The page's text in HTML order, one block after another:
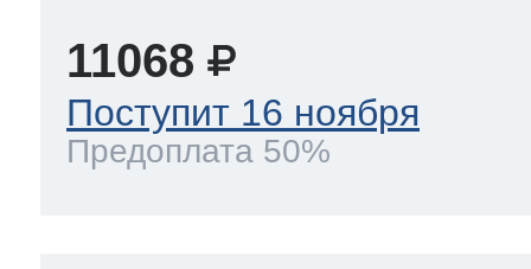
11068
Поступит 16 ноября
Предоплата 50%